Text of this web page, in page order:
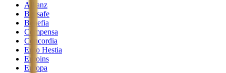
Allianz
Beesafe
Benefia
Compensa
Concordia
Ergo Hestia
Euroins
Europa